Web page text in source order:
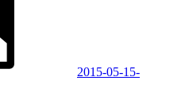
2015-05-15-